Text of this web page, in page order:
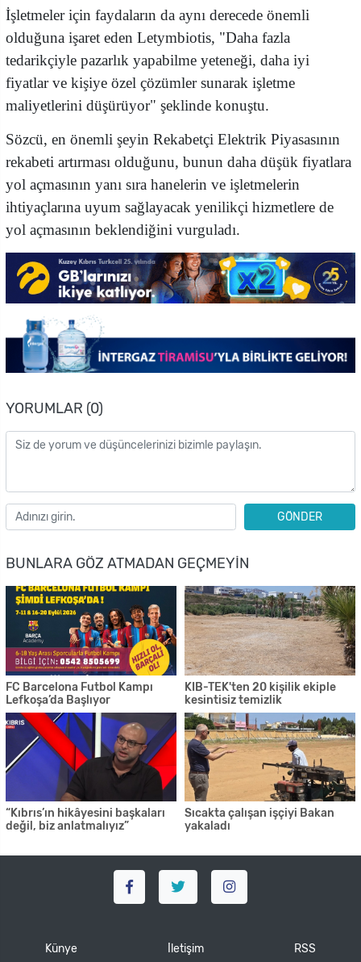
İşletmeler için faydaların da aynı derecede önemli
olduğuna işaret eden Letymbiotis, "Daha fazla
tedarikçiyle pazarlık yapabilme yeteneği, daha iyi
fiyatlar ve kişiye özel çözümler sunarak işletme
maliyetlerini düşürüyor" şeklinde konuştu.
Sözcü, en önemli şeyin Rekabetçi Elektrik Piyasasının
rekabeti artırması olduğunu, bunun daha düşük fiyatlara
yol açmasının yanı sıra hanelerin ve işletmelerin
ihtiyaçlarına uyum sağlayacak yenilikçi hizmetlere de
yol açmasının beklendiğini vurguladı.
YORUMLAR (0)
GÖNDER
BUNLARA GÖZ ATMADAN GEÇMEYIN
FC Barcelona Futbol Kampı
Lefkoşa’da Başlıyor
KIB-TEK'ten 20 kişilik ekiple
kesintisiz temizlik
“Kıbrıs’ın hikâyesini başkaları
değil, biz anlatmalıyız”
Sıcakta çalışan işçiyi Bakan
yakaladı
Künye İletişim RSS